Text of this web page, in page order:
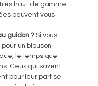
haut de gamme.
peuvent vous
guidon ? Si vous
un blouson
le temps que
Ceux qui savent
pour leur part se